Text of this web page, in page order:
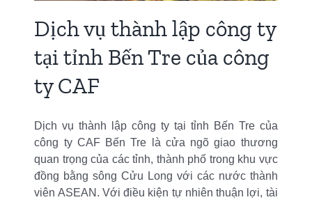
Dịch vụ thành lập công ty
tại tỉnh Bến Tre của công
ty CAF
Dịch vụ thành lập công ty tại tỉnh Bến Tre của
công ty CAF Bến Tre là cửa ngõ giao thương
quan trọng của các tỉnh, thành phố trong khu vực
đồng bằng sông Cửu Long với các nước thành
viên ASEAN. Với điều kiện tự nhiên thuận lợi, tài